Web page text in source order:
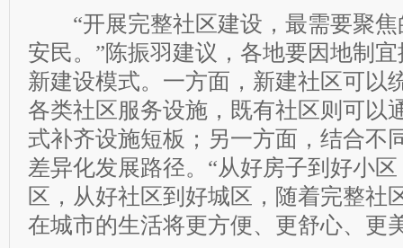
“开展完整社区建设，最需要聚焦
安民。”陈振羽建议，各地要因地制
新建设模式。一方面，新建社区可以
各类社区服务设施，既有社区则可以
式补齐设施短板；另一方面，结合不
差异化发展路径。“从好房子到好小
区，从好社区到好城区，随着完整社
在城市的生活将更方便、更舒心、更